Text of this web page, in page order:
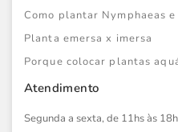
Como plantar Nymphaeas
Planta emersa x imersa
Porque colocar plantas
Atendimento
Segunda a sexta, de 11hs às